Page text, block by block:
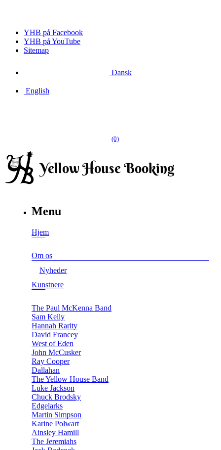
YHB på Facebook
YHB på YouTube
Sitemap
Dansk
English
(0)
Menu
Hjem
Om os
Nyheder
Kunstnere
The Paul McKenna Band
Sam Kelly
Hannah Rarity
David Francey
West of Eden
John McCusker
Ray Cooper
Dallahan
The Yellow House Band
Luke Jackson
Chuck Brodsky
Edgelarks
Martin Simpson
Karine Polwart
Ainsley Hamill
The Jeremiahs